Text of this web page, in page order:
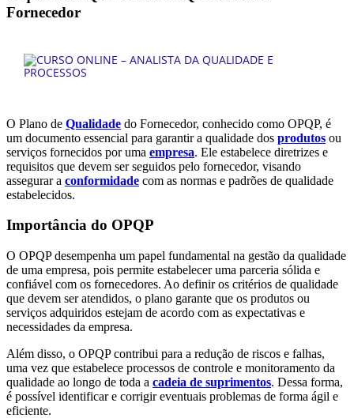
Fornecedor
O Plano de Qualidade do Fornecedor, conhecido como OPQP, é
um documento essencial para garantir a qualidade dos produtos ou
serviços fornecidos por uma empresa. Ele estabelece diretrizes e
requisitos que devem ser seguidos pelo fornecedor, visando
assegurar a conformidade com as normas e padrões de qualidade
estabelecidos.
Importância do OPQP
O OPQP desempenha um papel fundamental na gestão da qualidade
de uma empresa, pois permite estabelecer uma parceria sólida e
confiável com os fornecedores. Ao definir os critérios de qualidade
que devem ser atendidos, o plano garante que os produtos ou
serviços adquiridos estejam de acordo com as expectativas e
necessidades da empresa.
Além disso, o OPQP contribui para a redução de riscos e falhas,
uma vez que estabelece processos de controle e monitoramento da
qualidade ao longo de toda a cadeia de suprimentos. Dessa forma,
é possível identificar e corrigir eventuais problemas de forma ágil e
eficiente.